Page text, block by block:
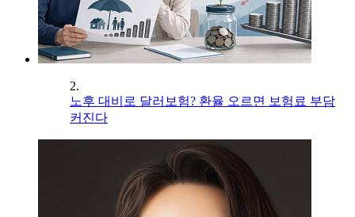
2.
노후 대비로 달러보험? 환율 오르면 보험료 부담
커진다